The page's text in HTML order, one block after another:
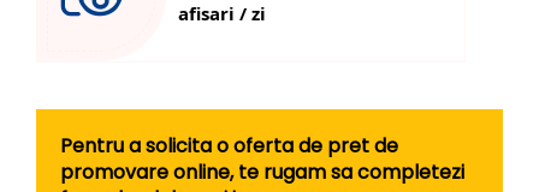
afisari / zi